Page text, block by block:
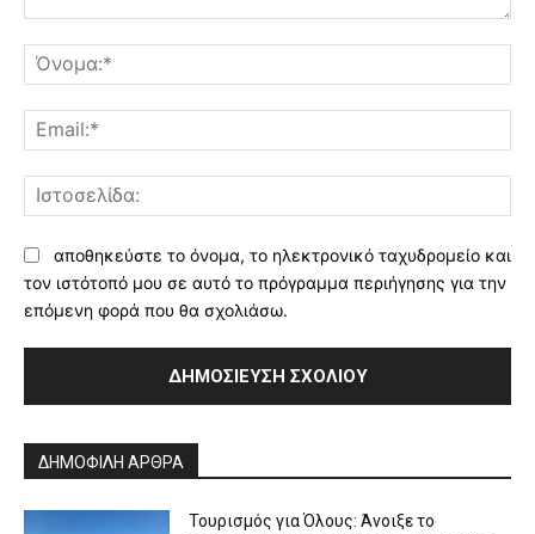
αποθηκεύστε το όνομα, το ηλεκτρονικό ταχυδρομείο και
τον ιστότοπό μου σε αυτό το πρόγραμμα περιήγησης για την
επόμενη φορά που θα σχολιάσω.
ΔΗΜΟΦΙΛΗ ΑΡΘΡΑ
Τουρισμός για Όλους: Άνοιξε το